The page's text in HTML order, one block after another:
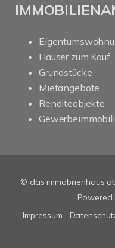
Häuser zum Kauf
Grundstücke
Mietangebote
Renditeobjekte
© das immobilienhaus
Powered
Impressum